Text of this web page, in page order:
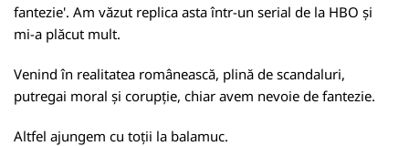
fantezie'. Am văzut replica asta într-un serial de la HBO și
mi-a plăcut mult.
Venind în realitatea românească, plină de scandaluri,
putregai moral și corupție, chiar avem nevoie de fantezie.
Altfel ajungem cu toții la balamuc.